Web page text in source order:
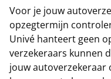
Voor je jouw
opzegtermijn
Univé hanteert geen
verzekeraars kunnen
jouw autoverzekeraar